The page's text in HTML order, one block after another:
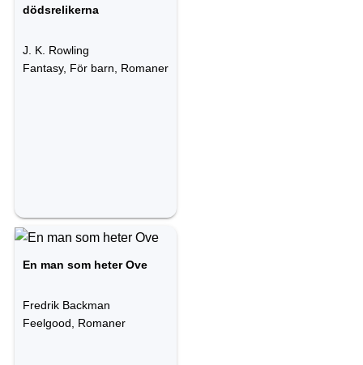
dödsrelikerna
J. K. Rowling
Fantasy, För barn, Romaner
En man som heter Ove
Fredrik Backman
Feelgood, Romaner